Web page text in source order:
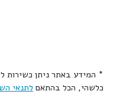
* המידע באתר ניתן כשירות
כלשהי, הכל בהתאם לתנאי